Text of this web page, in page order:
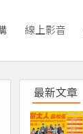
線上影音
最新文章